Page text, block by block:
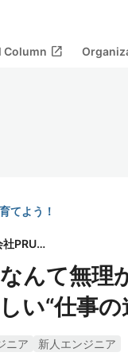
Column open_in_new
てよう！
株式会社PRUM
んて無理
い“仕事の
ニア 新人エンジニア